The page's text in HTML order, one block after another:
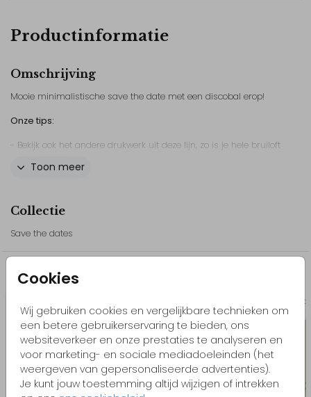
Cookies
Wij gebruiken cookies en vergelijkbare technieken om
een betere gebruikerservaring te bieden, ons
websiteverkeer en onze prestaties te analyseren en
voor marketing- en sociale mediadoeleinden (het
weergeven van gepersonaliseerde advertenties).
Je kunt jouw toestemming altijd wijzigen of intrekken
Productinformatie
Omschrijving
Mooie minimalistische save the date met een discobal erop!
Onze tips:
- Bekijk ook het andere drukwerk uit deze lijn, zo is je hele bruiloft
bijvoorbeeld elementen toe, bewerk de kleuren of het lettertype.
Wil je liever een ander element? Bekijk dan onze beeldbank.
Kom je ergens niet uit of heb je hulp nodig? Neem gerust
// Anna & Chris
Toon meer
Collectie
Save the dates
Misschien vind je dit ook leuk
Save